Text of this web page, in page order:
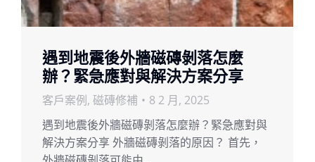
遇到地震後外牆磁磚剝落怎麼
辦？緊急應對與解決方案分享
客戶案例, 磁磚修補
8 2 月, 2025
遇到地震後外牆磁磚剝落怎麼辦？緊急應對與
解決方案分享 外牆磁磚剝落的原因？ 首先，